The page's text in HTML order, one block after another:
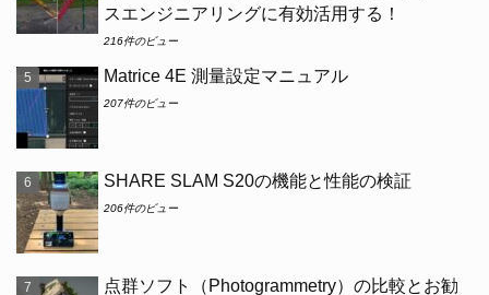
スエンジニアリングに有効活用する！
216件のビュー
Matrice 4E 測量設定マニュアル
207件のビュー
SHARE SLAM S20の機能と性能の検証
206件のビュー
点群ソフト（Photogrammetry）の比較とお勧